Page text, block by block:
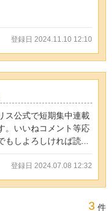
登録日 2024.11.10 12:10
ス公式で短期集中連載
。いいねコメント等応
しよろしければ読...
登録日 2024.07.08 12:32
3 件